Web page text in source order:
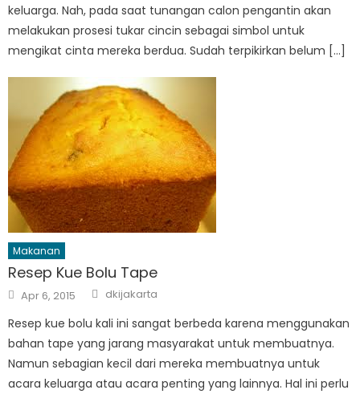
keluarga. Nah, pada saat tunangan calon pengantin akan
melakukan prosesi tukar cincin sebagai simbol untuk
mengikat cinta mereka berdua. Sudah terpikirkan belum […]
Makanan
Resep Kue Bolu Tape
Posted
on
Apr 6, 2015 Author
dkijakarta
Resep kue bolu kali ini sangat berbeda karena menggunakan
bahan tape yang jarang masyarakat untuk membuatnya.
Namun sebagian kecil dari mereka membuatnya untuk
acara keluarga atau acara penting yang lainnya. Hal ini perlu